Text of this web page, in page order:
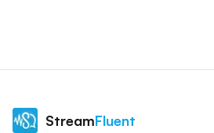
StreamFluent